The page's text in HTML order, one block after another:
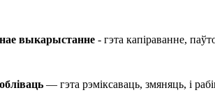
выкарыстанне - гэта капіраванне,
— гэта рэміксаваць, змяняць, і